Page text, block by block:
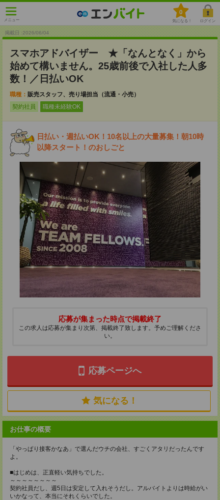
メニュー
0
気になる！ ログイン
掲載日 :2026/06/04
スマホアドバイザー ★「なんとなく」から
始めて構いません。25歳前後で入社した人多
数！／日払いOK
職種： 販売スタッフ、売り場担当（流通・小売）
契約社員
職種未経験OK
日払い・週払いOK！10名以上の大量募集！朝10時
以降スタート！のおしごと
応募が集まった時点で掲載終了
この求人は応募が集まり次第、掲載終了致します。予めご理解くださ
い。
応募ページへ
気になる！
お仕事の概要
「やっぱり接客かなあ」で選んだウチの会社、すごくアタリだったんです
よ。
■はじめは、正直軽い気持ちでした。
～～～～～～～～
契約社員だし、週5日は安定して入れそうだし。アルバイトよりは時給がい
いかなって、本当にそれくらいでした。